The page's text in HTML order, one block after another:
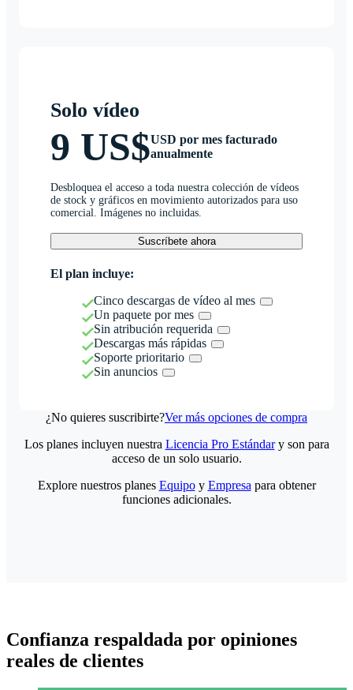
Solo vídeo
9 US$USD por mes facturado
anualmente
Desbloquea el acceso a toda nuestra colección de vídeos
de stock y gráficos en movimiento autorizados para uso
comercial. Imágenes no incluidas.
Suscríbete ahora
El plan incluye:
Cinco descargas de vídeo al mes
Un paquete por mes
Sin atribución requerida
Descargas más rápidas
Soporte prioritario
Sin anuncios
¿No quieres suscribirte?Ver más opciones de compra
Los planes incluyen nuestra Licencia Pro Estándary son para
acceso de un solo usuario.
Explore nuestros planes Equipoy Empresa para obtener
funciones adicionales.
Confianza respaldada por opiniones
reales de clientes